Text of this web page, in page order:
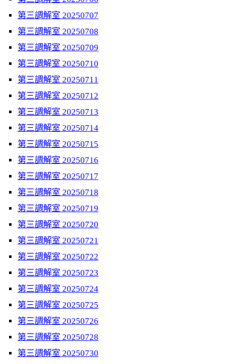
第三調解室 20250707
第三調解室 20250708
第三調解室 20250709
第三調解室 20250710
第三調解室 20250711
第三調解室 20250712
第三調解室 20250713
第三調解室 20250714
第三調解室 20250715
第三調解室 20250716
第三調解室 20250717
第三調解室 20250718
第三調解室 20250719
第三調解室 20250720
第三調解室 20250721
第三調解室 20250722
第三調解室 20250723
第三調解室 20250724
第三調解室 20250725
第三調解室 20250726
第三調解室 20250728
第三調解室 20250730